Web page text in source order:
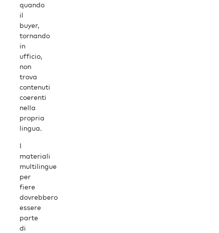
quando
il
buyer,
tornando
in
ufficio,
non
trova
contenuti
coerenti
nella
propria
lingua.
I
materiali
multilingue
per
fiere
dovrebbero
essere
parte
di